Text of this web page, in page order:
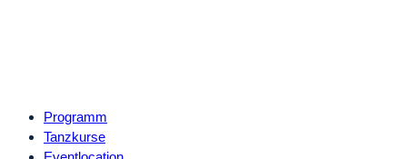
Programm
Tanzkurse